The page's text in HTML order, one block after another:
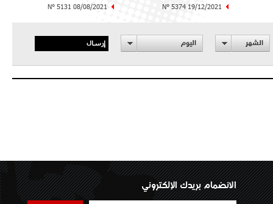
N° 5374 19/12/2021
N° 5131 08/08/2021
الشهر اليوم إرسال
الانضمام بريدك الإلكتروني